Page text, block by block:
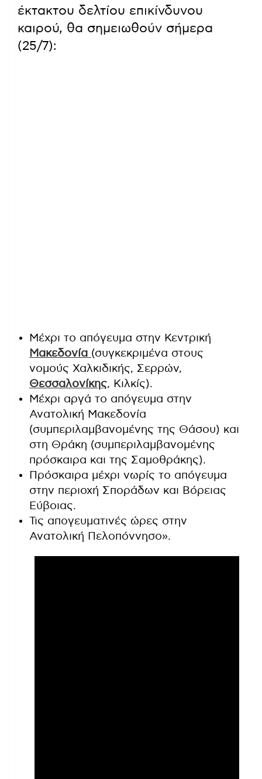
έκτακτου δελτίου επικίνδυνου
καιρού, θα σημειωθούν σήμερα
(25/7):
Μέχρι το απόγευμα στην Κεντρική
Μακεδονία (συγκεκριμένα στους
νομούς Χαλκιδικής, Σερρών,
Θεσσαλονίκης, Κιλκίς).
Μέχρι αργά το απόγευμα στην
Ανατολική Μακεδονία
(συμπεριλαμβανομένης της Θάσου) και
στη Θράκη (συμπεριλαμβανομένης
πρόσκαιρα και της Σαμοθράκης).
Πρόσκαιρα μέχρι νωρίς το απόγευμα
στην περιοχή Σποράδων και Βόρειας
Εύβοιας.
Τις απογευματινές ώρες στην
Ανατολική Πελοπόννησο».